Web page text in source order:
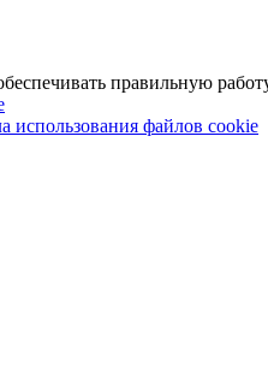
правильную
использования файлов cookie